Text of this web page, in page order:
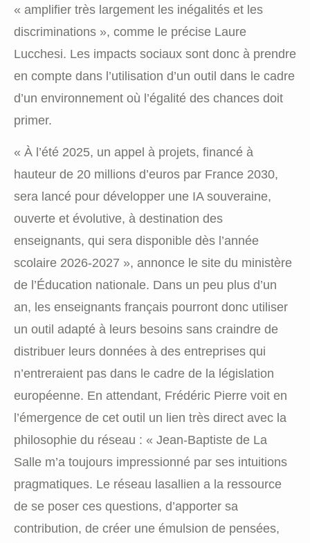
« amplifier très largement les inégalités et les
discriminations », comme le précise Laure
Lucchesi. Les impacts sociaux sont donc à prendre
en compte dans l’utilisation d’un outil dans le cadre
d’un environnement où l’égalité des chances doit
primer.
« À l’été 2025, un appel à projets, financé à
hauteur de 20 millions d’euros par France 2030,
sera lancé pour développer une IA souveraine,
ouverte et évolutive, à destination des
enseignants, qui sera disponible dès l’année
scolaire 2026-2027 », annonce le site du ministère
de l’Éducation nationale. Dans un peu plus d’un
an, les enseignants français pourront donc utiliser
un outil adapté à leurs besoins sans craindre de
distribuer leurs données à des entreprises qui
n’entreraient pas dans le cadre de la législation
européenne. En attendant, Frédéric Pierre voit en
l’émergence de cet outil un lien très direct avec la
philosophie du réseau : « Jean-Baptiste de La
Salle m’a toujours impressionné par ses intuitions
pragmatiques. Le réseau lasallien a la ressource
de se poser ces questions, d’apporter sa
contribution, de créer une émulsion de pensées,